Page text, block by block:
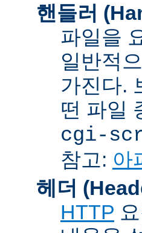
핸들러
파일을
일반적
가진다.
떤 파일
cgi-
참고: 아
헤더
HTTP